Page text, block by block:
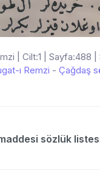
| Cilt:1 | Sayfa:488 |
ı Remzi - Çağdaş
sözlük